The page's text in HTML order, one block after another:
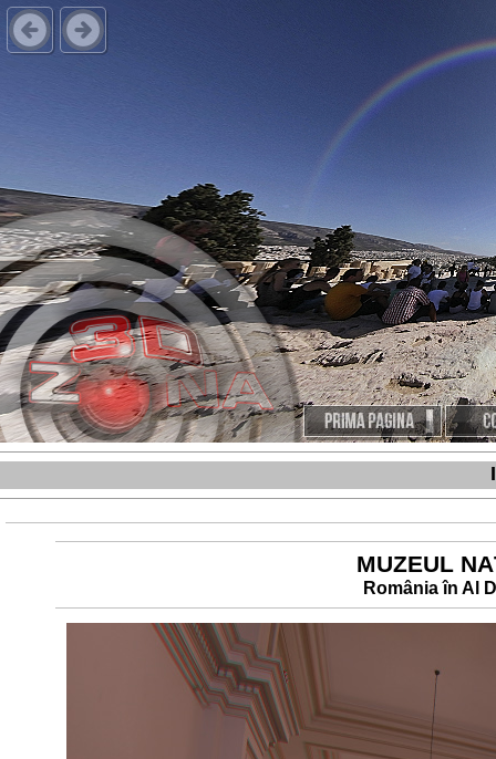
MUZEUL
România în Al